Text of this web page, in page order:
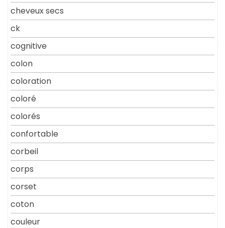
cheveux secs
ck
cognitive
colon
coloration
coloré
colorés
confortable
corbeil
corps
corset
coton
couleur